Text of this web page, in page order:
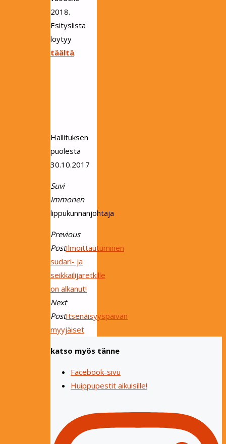
2018.
Esityslista
löytyy
täältä.
Hallituksen
puolesta
30.10.2017
Suvi
Immonen
lippukunnanjohtaja
Previous
PostIlmoittautuminen
sudari- ja
seikkailijaretkille
on alkanut!
Next
PostItsenäisyyspäivän
myyjäiset
katso myös tänne
Facebook-sivu
Huippupestit aikuisille!